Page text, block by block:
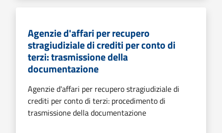
Agenzie d'affari per recupero
stragiudiziale di crediti per conto di
terzi: trasmissione della
documentazione
Agenzie d'affari per recupero stragiudiziale di
crediti per conto di terzi: procedimento di
trasmissione della documentazione